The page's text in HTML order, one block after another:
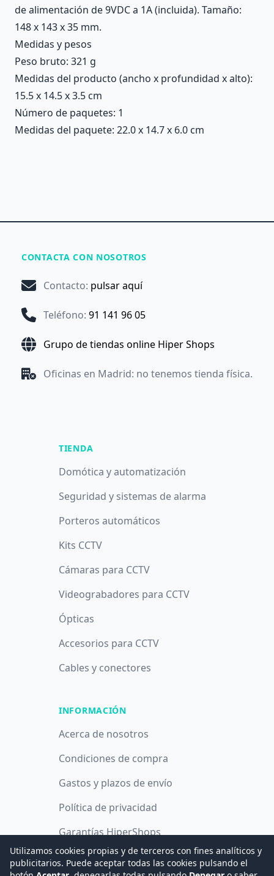
de alimentación de 9VDC a 1A (incluida). Tamaño:
148 x 143 x 35 mm.
Medidas y pesos
Peso bruto: 321 g
Medidas del producto (ancho x profundidad x alto):
15.5 x 14.5 x 3.5 cm
Número de paquetes: 1
Medidas del paquete: 22.0 x 14.7 x 6.0 cm
CONTACTA CON NOSOTROS
Contacto: pulsar aquí
Teléfono: 91 141 96 05
Grupo de tiendas online Hiper Shops
Oficinas en Madrid: no tenemos tienda física.
TIENDA
Domótica y automatización
Seguridad y sistemas de alarma
Porteros automáticos
Kits CCTV
Cámaras para CCTV
Videograbadores para CCTV
Ópticas
Accesorios para CCTV
Cables y conectores
INFORMACIÓN
Acerca de nosotros
Condiciones de compra
Gastos y plazos de envío
Política de privacidad
Garantías HiperShops
Política de cookies
Utilizamos cookies propias y de terceros con fines analíticos y
publicitarios. Puede aceptar todas las cookies pulsando el